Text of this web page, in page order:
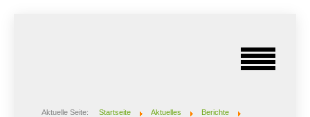
Aktuelle Seite: Startseite Aktuelles Berichte